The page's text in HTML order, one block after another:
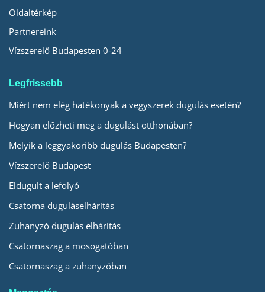
Oldaltérkép
Partnereink
Vízszerelő Budapesten 0-24
Legfrissebb
Miért nem elég hatékonyak a vegyszerek dugulás esetén?
Hogyan előzheti meg a dugulást otthonában?
Melyik a leggyakoribb dugulás Budapesten?
Vízszerelő Budapest
Eldugult a lefolyó
Csatorna duguláselhárítás
Zuhanyzó dugulás elhárítás
Csatornaszag a mosogatóban
Csatornaszag a zuhanyzóban